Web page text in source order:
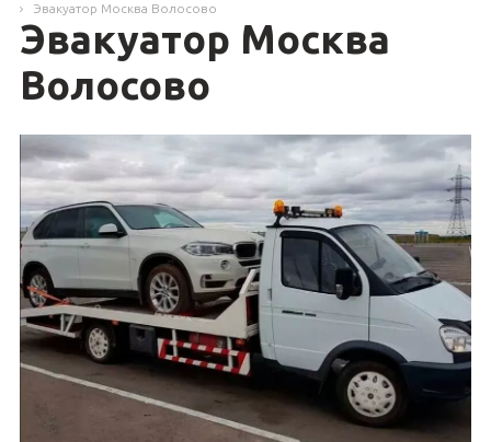
Эвакуатор Москва Волосово
Эвакуатор Москва
Волосово